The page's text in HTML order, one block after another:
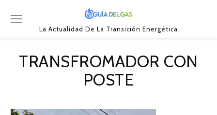
La Actualidad De La Transición Energética
TRANSFROMADOR CON
POSTE